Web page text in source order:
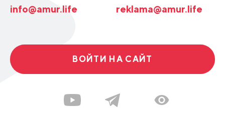
info@amur.life reklama@amur.life
ВОЙТИ НА САЙТ